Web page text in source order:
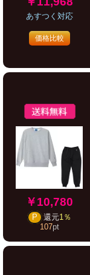
あすつく対応
価格比較
￥10,780
P 還元1％
107pt